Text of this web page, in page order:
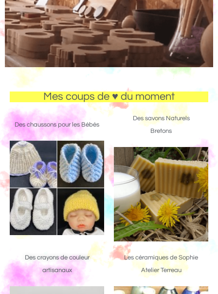
Mes coups de ♥ du moment
Des chaussons pour les Bébés
Des savons Naturels
Bretons
Des crayons de couleur
artisanaux
Les céramiques de Sophie
Atelier Terreau